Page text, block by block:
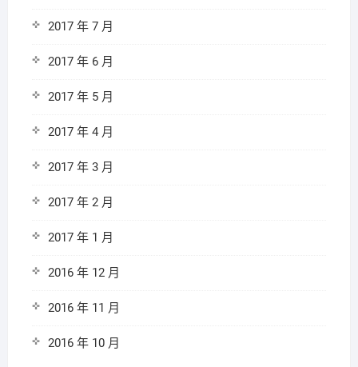
2017 年 7 月
2017 年 6 月
2017 年 5 月
2017 年 4 月
2017 年 3 月
2017 年 2 月
2017 年 1 月
2016 年 12 月
2016 年 11 月
2016 年 10 月